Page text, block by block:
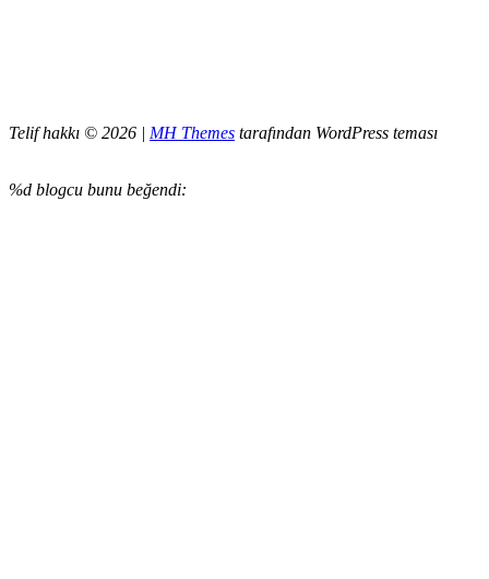
Telif hakkı © 2026 | MH Themes tarafından WordPress teması
%d blogcu bunu beğendi: